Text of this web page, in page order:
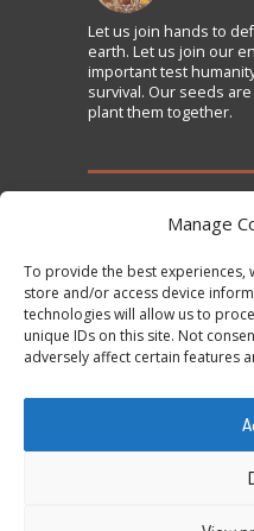
Manage
To provide the best experiences,
store and/or access device
technologies will allow us to
unique IDs on this site. Not
adversely affect certain features
Let us join hands to
earth. Let us join our
important test
survival. Our seeds
plant them together.
TAKE ACTION
Sign the Declaration
Subscribe to News
Donate